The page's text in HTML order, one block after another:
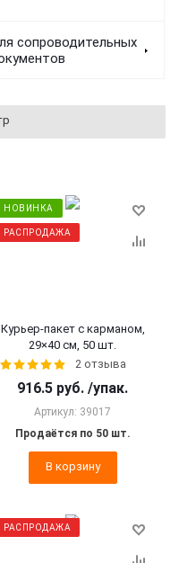
сопроводительных
НОВИНКА
РАСПРОДАЖА
Курьер-пакет с карманом,
29×40 см, 50 шт.
2 отзыва
916.5 руб. /упак.
Артикул: 39017
Продаётся по 50 шт.
В корзину
РАСПРОДАЖА